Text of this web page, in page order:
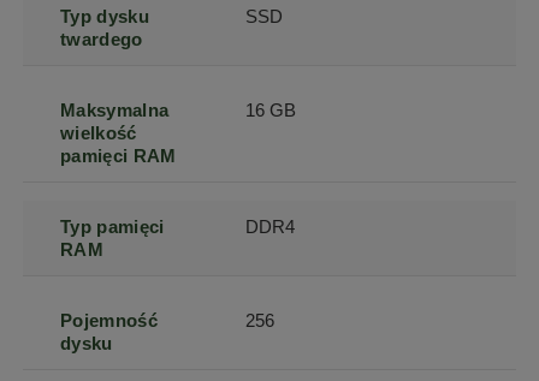
Typ dysku
twardego
SSD
Maksymalna
wielkość
pamięci RAM
16 GB
Typ pamięci
RAM
DDR4
Pojemność
dysku
256